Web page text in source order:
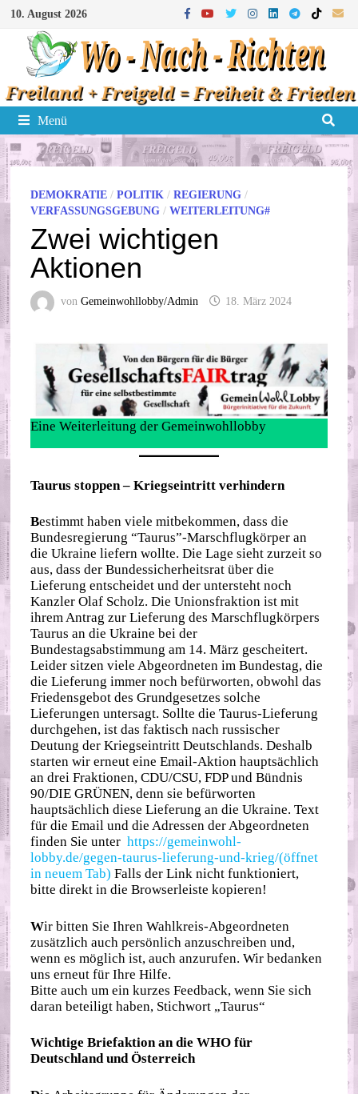
Zum
Inhalt
springen
10. August 2026
Menü
DEMOKRATIE /POLITIK /REGIERUNG /
VERFASSUNGSGEBUNG /WEITERLEITUNG#
Zwei wichtigen
Aktionen
vonGemeinwohllobby/Admin 18. März 2024
Eine Weiterleitung der Gemeinwohllobby
Taurus stoppen – Kriegseintritt verhindern
Bestimmt haben viele mitbekommen, dass die
Bundesregierung “Taurus”-Marschflugkörper an
die Ukraine liefern wollte. Die Lage sieht zurzeit so
aus, dass der Bundessicherheitsrat über die
Lieferung entscheidet und der untersteht noch
Kanzler Olaf Scholz. Die Unionsfraktion ist mit
ihrem Antrag zur Lieferung des Marschflugkörpers
Taurus an die Ukraine bei der
Bundestagsabstimmung am 14. März gescheitert.
Leider sitzen viele Abgeordneten im Bundestag, die
die Lieferung immer noch befürworten, obwohl das
Friedensgebot des Grundgesetzes solche
Lieferungen untersagt. Sollte die Taurus-Lieferung
durchgehen, ist das faktisch nach russischer
Deutung der Kriegseintritt Deutschlands. Deshalb
starten wir erneut eine Email-Aktion hauptsächlich
an drei Fraktionen, CDU/CSU, FDP und Bündnis
90/DIE GRÜNEN, denn sie befürworten
hauptsächlich diese Lieferung an die Ukraine. Text
für die Email und die Adressen der Abgeordneten
finden Sie unterhttps://gemeinwohl-
lobby.de/gegen-taurus-lieferung-und-krieg/(öffnet
in neuem Tab) Falls der Link nicht funktioniert,
bitte direkt in die Browserleiste kopieren!
Wir bitten Sie Ihren Wahlkreis-Abgeordneten
zusätzlich auch persönlich anzuschreiben und,
wenn es möglich ist, auch anzurufen. Wir bedanken
uns erneut für Ihre Hilfe.
Bitte auch um ein kurzes Feedback, wenn Sie sich
daran beteiligt haben, Stichwort „Taurus“
Wichtige Briefaktion an die WHO für
Deutschland und Österreich